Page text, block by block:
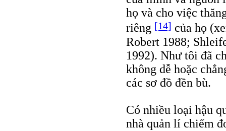
họ và cho việc
riêng [14] của họ
Robert 1988;
1992). Như tôi đã
không dễ hoặc
các sơ đồ đền bù.
Có nhiều loại hậu
nhà quản lí chiếm